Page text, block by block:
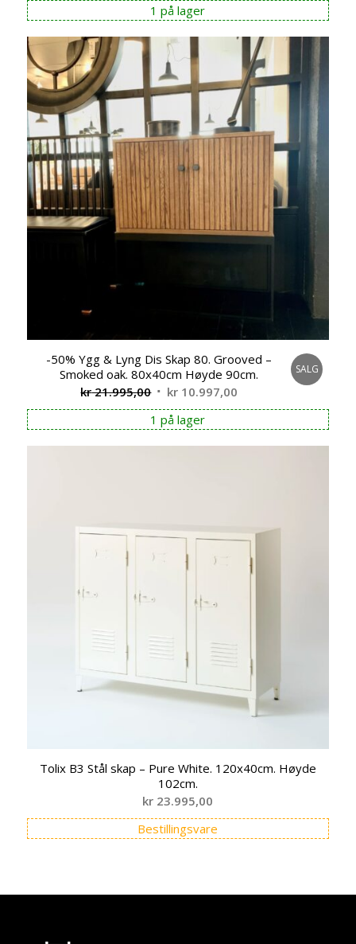
1 på lager
-50% Ygg & Lyng Dis Skap 80. Grooved –
Smoked oak. 80x40cm Høyde 90cm.
kr21.995,00 Opprinnelig
pris
var:
kr 21.995,00.
kr 10.997,00
pris
er:
kr 10.997,00.
SALG
1 på lager
Tolix B3 Stål skap – Pure White. 120x40cm. Høyde
102cm.
kr 23.995,00
Bestillingsvare